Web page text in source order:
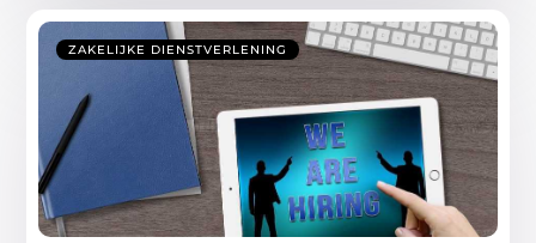
ZAKELIJKE DIENSTVERLENING